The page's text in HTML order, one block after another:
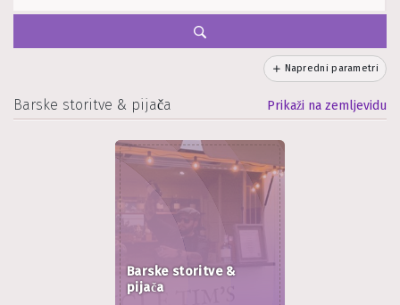
Napredni parametri
Barske storitve & pijača Prikaži na zemljevidu
Barske storitve &
pijača